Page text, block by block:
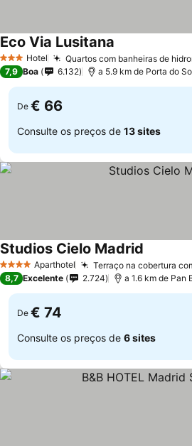
3 EstrelasHotel Quartos com banheiras de
Eco Via Lusitana
7,9 Boa 6.132 a 5.9 km de Porta do
De € 66
Consulte os preços de 13 sites
4 EstrelasAparthotel Terraço na cobertura
Studios Cielo Madrid
8,7 Excelente 2.724 a 1.6 km de Pan
De € 74
Consulte os preços de 6 sites